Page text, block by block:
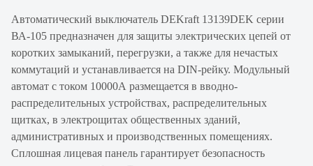
Автоматический выключатель DEKraft 13139DEK серии
ВА-105 предназначен для защиты электрических цепей от
коротких замыканий, перегрузки, а также для нечастых
коммутаций и устанавливается на DIN-рейку. Модульный
автомат с током 10000А размещается в вводно-
распределительных устройствах, распределительных
щитках, в электрощитах общественных зданий,
административных и производственных помещениях.
Сплошная лицевая панель гарантирует безопасность